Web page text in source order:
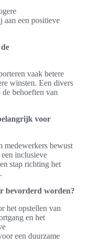
aan een positieve
vaak betere
winsten. Een divers
behoeften van
voor
medewerkers bewust
inclusieve
stap richting het
bevorderd worden?
het opstellen van
en het
een duurzame